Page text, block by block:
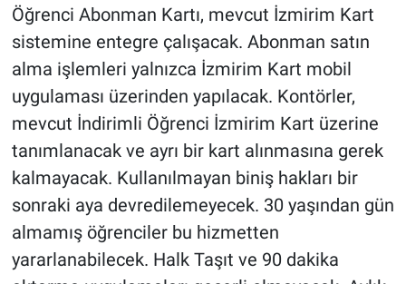
Öğrenci Abonman Kartı, mevcut İzmirim Kart
sistemine entegre çalışacak. Abonman satın
alma işlemleri yalnızca İzmirim Kart mobil
uygulaması üzerinden yapılacak. Kontörler,
mevcut İndirimli Öğrenci İzmirim Kart üzerine
tanımlanacak ve ayrı bir kart alınmasına gerek
kalmayacak. Kullanılmayan biniş hakları bir
sonraki aya devredilemeyecek. 30 yaşından gün
almamış öğrenciler bu hizmetten
yararlanabilecek. Halk Taşıt ve 90 dakika